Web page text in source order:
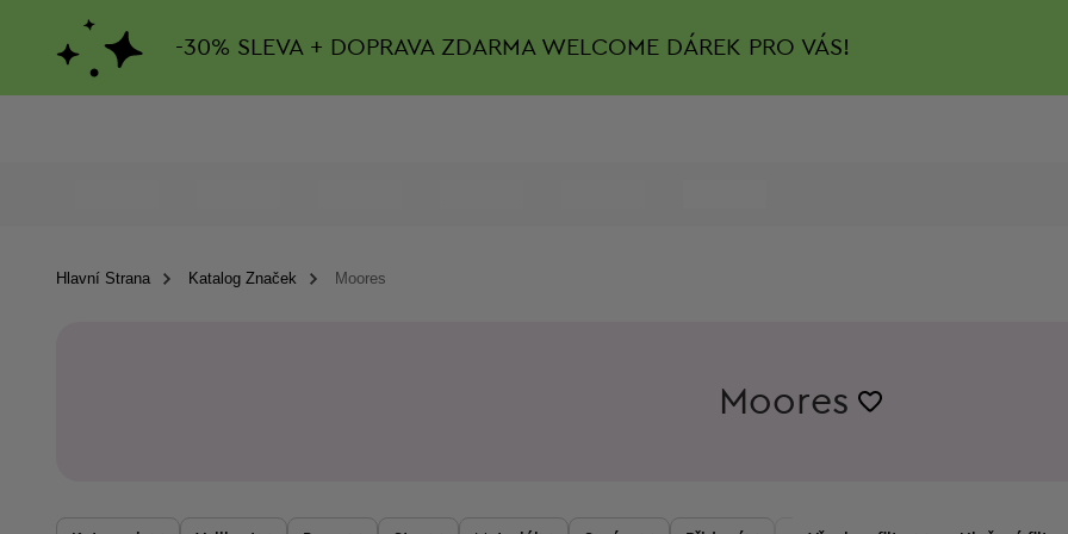
-30% SLEVA + DOPRAVA ZDARMAWELCOME DÁREK PRO VÁS!
Hlavní Strana Katalog Značek Moores
Moores